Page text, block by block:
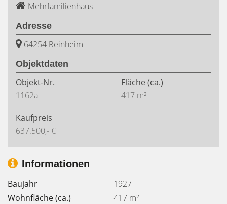
Mehrfamilienhaus
Adresse
64254 Reinheim
Objektdaten
Objekt-Nr.
1162a
Fläche (ca.)
417 m²
Kaufpreis
637.500,- €
Informationen
Baujahr
1927
Wohnfläche (ca.)
417 m²